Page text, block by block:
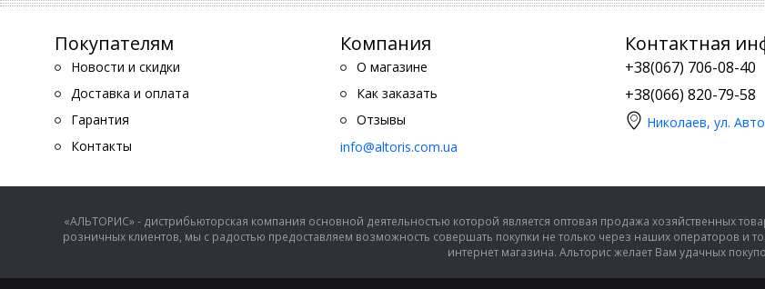
Покупателям
Новости и скидки
Доставка и оплата
Гарантия
Контакты
Компания
О магазине
Как заказать
Отзывы
info@altoris.com.ua
Контактная
+38(067) 706-08-40
+38(066) 820-79-58
Николаев, ул.
«АЛЬТОРИС» - дистрибьюторская компания основной деятельностью которой является оптовая продажа хозяйственных
розничных клиентов, мы с радостью предоставляем возможность совершать покупки не только через наших операторов и
интернет магазина. Альторис желает Вам удачных